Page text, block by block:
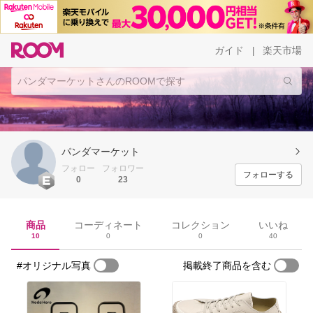
ガイド 楽天市場
パンダマーケット
フォロー
0
フォロワー
23
フォローする
商品
10
コーディネート
0
コレクション
0
いいね
40
#オリジナル写真 掲載終了商品を含む